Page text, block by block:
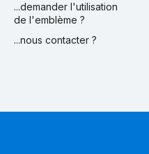
...demander l'utilisation
de l'emblème ?
...nous contacter ?